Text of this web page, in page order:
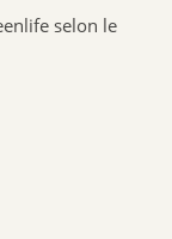
selon le